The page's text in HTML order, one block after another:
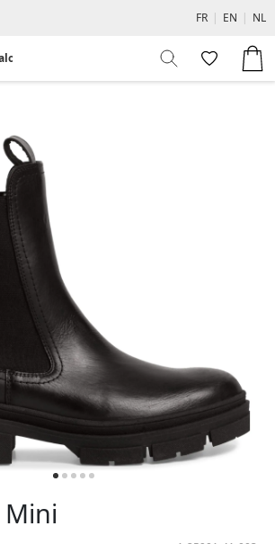
FR | EN | NL
Mini